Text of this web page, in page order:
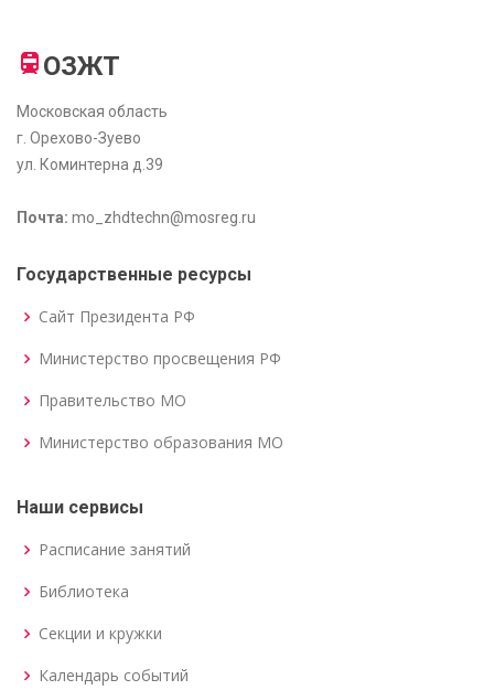
ОЗЖТ
Московская область
г. Орехово-Зуево
ул. Коминтерна д.39
Почта: mo_zhdtechn@mosreg.ru
Государственные ресурсы
Сайт Президента РФ
Министерство просвещения РФ
Правительство МО
Министерство образования МО
Наши сервисы
Расписание занятий
Библиотека
Секции и кружки
Календарь событий